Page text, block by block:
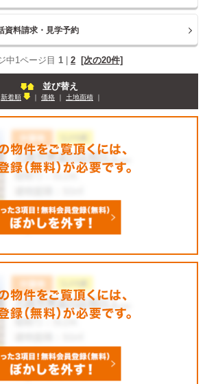
中1ページ目 1 | 2 [次の20件]
並び替え
新着順 ｜ 価格 ｜ 土地面積 ｜